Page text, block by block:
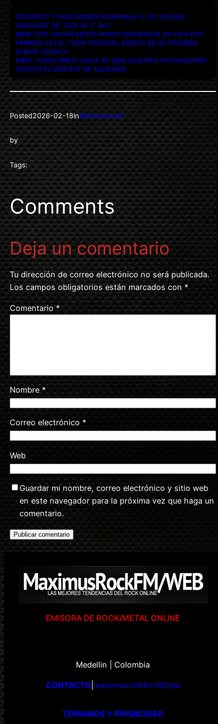
ROCKEROS Y FANS RINDEN HOMENAJE A LOU KOLLER,
CANTANTE DE “SICK OF IT ALL”.
MIRA: FIVE FINGER DEATH PUNCH INTERPRETA EN VIVO POR
PRIMERA VEZ EL TEMA PRINCIPAL INÉDITO DE SU PRÓXIMO
ÁLBUM ‘LEGACY’.
MIRA: JUDAS PRIEST INICIA SU GIRA EUROPEA ‘FAITHKEEPERS’
2026 EN EL BOBFEST DE ALEMANIA.
Posted2026-02-18inBlabbermouth
by
Tags:
Comments
Deja un comentario
Tu dirección de correo electrónico no será publicada.
Los campos obligatorios están marcados con *
Comentario*
Nombre *
Correo electrónico *
Web
Guardar mi nombre, correo electrónico y sitio web
en este navegador para la próxima vez que haga un
comentario.
EMISORA DE ROCK/METAL ONLINE
Medellin | Colombia
CONTACTO maximusrockfm.000.pe
TERMINOS Y PRIVACIDAD